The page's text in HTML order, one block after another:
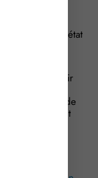
doit
fiscale, l’état
de
de remplir
de la
au calcul de
correspondant
déposée au